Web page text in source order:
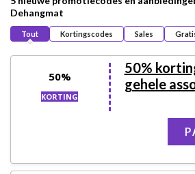
Dehangmat
Tout Kortingscodes Sales
50%
KORTING
50%
gehele